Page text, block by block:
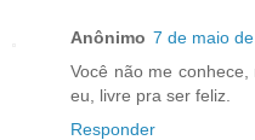
Anônimo 7 de maio
Você não me
eu, livre pra ser feliz.
Responder